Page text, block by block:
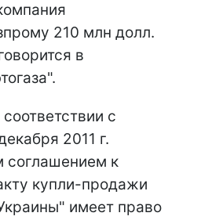
210 млн долл.
в
с
2011 г.
соглашением к
купли-продажи
имеет право